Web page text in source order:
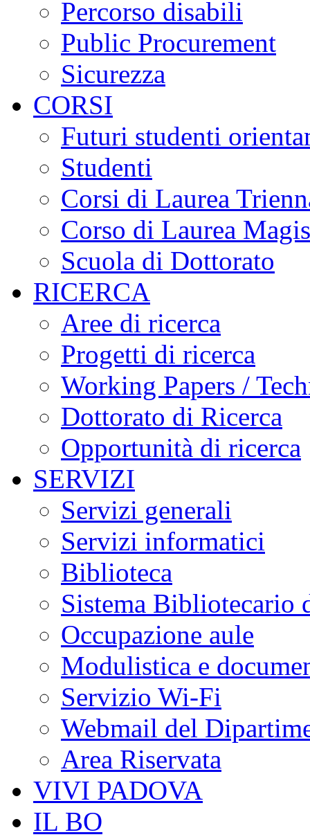
Percorso disabili
Public Procurement
Sicurezza
CORSI
Futuri studenti
Studenti
Corsi di Laurea
Corso di Laurea
Scuola di Dottorato
RICERCA
Aree di ricerca
Progetti di ricerca
Working Papers /
Dottorato di Ricerca
Opportunità di ricerca
SERVIZI
Servizi generali
Servizi informatici
Biblioteca
Sistema Bibliotecario
Occupazione aule
Modulistica e
Servizio Wi-Fi
Webmail del
Area Riservata
VIVI PADOVA
IL BO